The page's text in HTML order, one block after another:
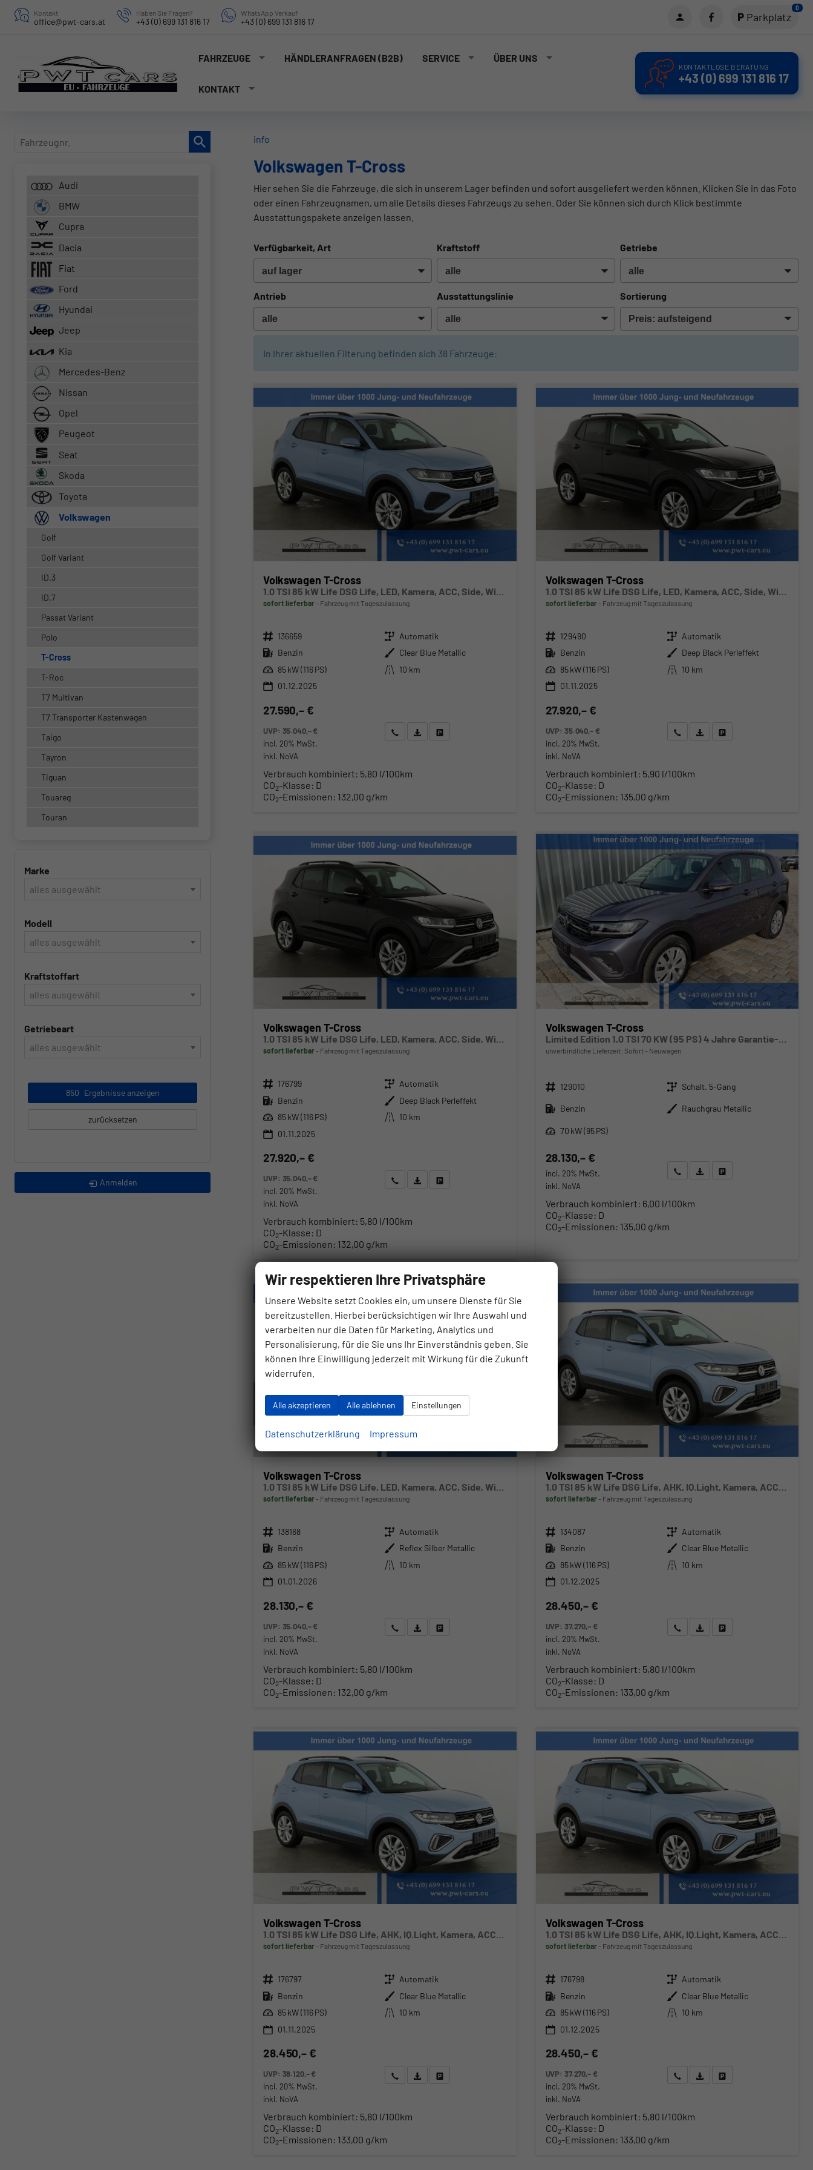
Kontakt
office@pwt-cars.at
Haben Sie Fragen?
+43 (0) 699 131 816 17
WhatsApp Verkauf
+43 (0) 699 131 816 17 Parkplatz
0
FAHRZEUGE HÄNDLERANFRAGEN (B2B) SERVICE ÜBER UNS
KONTAKT
KONTAKTLOSE BERATUNG
+43 (0) 699 131 816 17
info
Volkswagen T-Cross
Hier sehen Sie die Fahrzeuge, die sich in unserem Lager befinden und sofort ausgeliefert werden können. Klicken Sie in das Foto
oder einen Fahrzeugnamen, um alle Details dieses Fahrzeugs zu sehen. Oder Sie können sich durch Klick bestimmte
Ausstattungspakete anzeigen lassen.
Verfügbarkeit, Art Kraftstoff Getriebe
Antrieb Ausstattungslinie Sortierung
In Ihrer aktuellen Filterung befinden sich 38 Fahrzeuge:
Volkswagen T-Cross
sofort lieferbar Fahrzeug mit Tageszulassung
Fahrzeugnr. 136659 Getriebe Automatik
Kraftstoff Benzin Außenfarbe Clear Blue Metallic
Leistung 85 kW (116 PS) Kilometerstand
10 km
01.12.2025
27.590,– €
UVP: 35.040,– €
incl. 20% MwSt.
inkl. NoVA
Wir rufen Sie anAngebot drucken (PDF)
Verbrauch kombiniert: 5,80 l/100km
CO2-Klasse: D
CO2-Emissionen: 132,00 g/km
Volkswagen T-Cross
sofort lieferbar Fahrzeug mit Tageszulassung
Fahrzeugnr. 129490 Getriebe Automatik
Kraftstoff Benzin Außenfarbe Deep Black Perleffekt
Leistung 85 kW (116 PS) Kilometerstand
10 km
01.11.2025
27.920,– €
UVP: 35.040,– €
incl. 20% MwSt.
inkl. NoVA
Wir rufen Sie anAngebot drucken (PDF)
Fahrzeug parken
Verbrauch kombiniert: 5,90 l/100km
CO2-Klasse: D
CO2-Emissionen: 135,00 g/km
Volkswagen T-Cross
1.0 TSI 85 kW Life DSG Life, LED, Kamera, ACC, Side, Winter, 17-Zoll, 3-J. Garantie
sofort lieferbar Fahrzeug mit Tageszulassung
Fahrzeugnr. 176799 Getriebe Automatik
Kraftstoff Benzin Außenfarbe Deep Black Perleffekt
Leistung 85 kW (116 PS) Kilometerstand
10 km
01.11.2025
27.920,– €
UVP: 35.040,– €
incl. 20% MwSt.
inkl. NoVA
Wir rufen Sie anAngebot drucken (PDF)
Verbrauch kombiniert: 5,80 l/100km
CO2-Klasse: D
CO2-Emissionen: 132,00 g/km
Volkswagen T-Cross
Limited Edition 1,0 TSI 70 KW (95 PS) 4 Jahre Garantie-2x PDC-App Connect-Sofort
unverbindliche Lieferzeit: Sofort Neuwagen
Fahrzeugnr. 129010 Getriebe Schalt. 5-Gang
Kraftstoff Benzin Außenfarbe Rauchgrau Metallic
Leistung 70 kW (95 PS)
28.130,– €
incl. 20% MwSt.
inkl. NoVA
Wir rufen Sie anAngebot drucken (PDF)
Fahrzeug parken
Verbrauch kombiniert: 6,00 l/100km
CO2-Klasse: D
CO2-Emissionen: 135,00 g/km
Volkswagen T-Cross
1.0 TSI 85 kW Life DSG Life, LED, Kamera, ACC, Side, Winter, 17-Zoll, 3-J. Garantie
sofort lieferbar Fahrzeug mit Tageszulassung
Fahrzeugnr. 138168 Getriebe Automatik
Kraftstoff Benzin Außenfarbe Reflex Silber Metallic
Leistung 85 kW (116 PS) Kilometerstand
10 km
01.01.2026
28.130,– €
UVP: 35.040,– €
incl. 20% MwSt.
inkl. NoVA
Wir rufen Sie anAngebot drucken (PDF)
Verbrauch kombiniert: 5,80 l/100km
CO2-Klasse: D
CO2-Emissionen: 132,00 g/km
Volkswagen T-Cross
1.0 TSI 85 kW Life DSG Life, AHK, IQ.Light, Kamera, ACC, Side, Winter, 17-Zoll
sofort lieferbar Fahrzeug mit Tageszulassung
Fahrzeugnr. 134087 Getriebe Automatik
Kraftstoff Benzin Außenfarbe Clear Blue Metallic
Leistung 85 kW (116 PS) Kilometerstand
10 km
01.12.2025
28.450,– €
UVP: 37.270,– €
incl. 20% MwSt.
inkl. NoVA
Wir rufen Sie anAngebot drucken (PDF)
Fahrzeug parken
Verbrauch kombiniert: 5,80 l/100km
CO2-Klasse: D
CO2-Emissionen: 133,00 g/km
Volkswagen T-Cross
1.0 TSI 85 kW Life DSG Life, AHK, IQ.Light, Kamera, ACC, Side, Winter, 17-Zoll
sofort lieferbar Fahrzeug mit Tageszulassung
Fahrzeugnr. 176797 Getriebe Automatik
Kraftstoff Benzin Außenfarbe Clear Blue Metallic
Leistung 85 kW (116 PS) Kilometerstand
10 km
01.11.2025
28.450,– €
UVP: 38.120,– €
incl. 20% MwSt.
inkl. NoVA
Wir rufen Sie anAngebot drucken (PDF)
Verbrauch kombiniert: 5,80 l/100km
CO2-Klasse: D
CO2-Emissionen: 133,00 g/km
Volkswagen T-Cross
1.0 TSI 85 kW Life DSG Life, AHK, IQ.Light, Kamera, ACC, Side, Winter, 17-Zoll
sofort lieferbar Fahrzeug mit Tageszulassung
Fahrzeugnr. 176798 Getriebe Automatik
Kraftstoff Benzin Außenfarbe Clear Blue Metallic
Leistung 85 kW (116 PS) Kilometerstand
10 km
01.12.2025
28.450,– €
UVP: 37.270,– €
incl. 20% MwSt.
inkl. NoVA
Wir rufen Sie anAngebot drucken (PDF)
Fahrzeug parken
Verbrauch kombiniert: 5,80 l/100km
CO2-Klasse: D
CO2-Emissionen: 133,00 g/km
Fahrzeugnr.
Audi
BMW
Cupra
Dacia
Fiat
Ford
Hyundai
Jeep
Kia
Mercedes-Benz
Nissan
Opel
Peugeot
Seat
Skoda
Toyota
Volkswagen
Golf
Golf Variant
ID.3
ID.7
Passat Variant
Polo
T-Cross
T-Roc
T7 Multivan
T7 Transporter Kastenwagen
Taigo
Tayron
Tiguan
Touareg
Touran
Marke
alles ausgewählt
Modell
alles ausgewählt
Kraftstoffart
alles ausgewählt
Getriebeart
alles ausgewählt
850 Ergebnisse anzeigen
zurücksetzen
Anmelden
Wir respektieren Ihre Privatsphäre
Unsere Website setzt Cookies ein, um unsere Dienste für Sie
bereitzustellen. Hierbei berücksichtigen wir Ihre Auswahl und
verarbeiten nur die Daten für Marketing, Analytics und
Personalisierung, für die Sie uns Ihr Einverständnis geben. Sie
können Ihre Einwilligung jederzeit mit Wirkung für die Zukunft
widerrufen.
Alle akzeptieren Alle ablehnen Einstellungen
Datenschutzerklärung Impressum